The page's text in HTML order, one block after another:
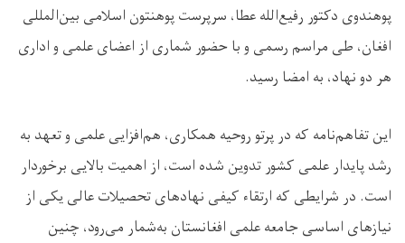
پوهندوی دکتور رفیع‌الله عطا، سرپرست پوهنتون اسلامی بین‌المللی
افغان، طی مراسم رسمی و با حضور شماری از اعضای علمی و اداری
هر دو نهاد، به امضا رسید.
این تفاهم‌نامه که در پرتو روحیه همکاری، هم‌افزایی علمی و تعهد به
رشد پایدار علمی کشور تدوین شده است، از اهمیت بالایی برخوردار
است. در شرایطی که ارتقاء کیفی نهادهای تحصیلات عالی یکی از
نیازهای اساسی جامعه علمی افغانستان به‌شمار می‌رود، چنین